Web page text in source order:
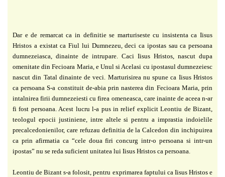
Dar e de remarcat ca in definitie se marturiseste cu insistenta ca Iisus
Hristos a existatca Fiul lui Dumnezeu, deci ca ipostas sau ca persoana
dumnezeiasca, dinainte de intrupare. Caci Iisus Hristos, nascut dupa
omenitate din Fecioara Maria, e Unul si Acelasi cu ipostasul dumnezeiesc
nascut din Tatal dinainte de veci. Marturisirea nu spune ca Iisus Hristos
ca persoana S-a constituit de-abia prin nasterea din Fecioara Maria, prin
intalnirea firii dumnezeiesti cu firea omeneasca, care inainte de aceea n-ar
fi fost persoana. Acest lucru l-a pus in relief explicit Leontiu de Bizant,
teologul epocii justiniene, intre altele si pentru a imprastia indoielile
precalcedonienilor, care refuzau definitia de la Calcedon din inchipuirea
ca prin afirmatia ca “cele doua firi concurg intr-o persoana si intr-un
ipostas” nu se reda suficient unitatea lui Iisus Hristos ca persoana.
Leontiu de Bizant s-a folosit, pentru exprimarea faptului ca Iisus Hristos e